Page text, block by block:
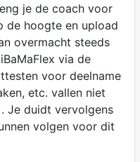
je de coach voor
de hoogte en upload
overmacht steeds
via de
voor deelname
etc. vallen niet
Je duidt vervolgens
volgen voor dit